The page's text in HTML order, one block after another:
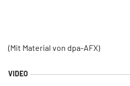
(Mit Material von dpa-AFX)